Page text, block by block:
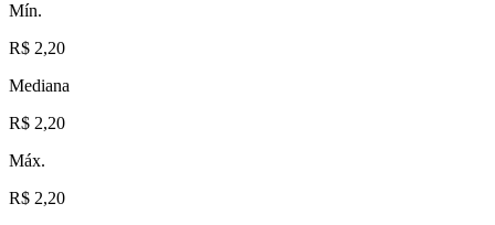
Mín.
R$ 2,20
Mediana
R$ 2,20
Máx.
R$ 2,20